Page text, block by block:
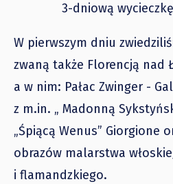
3-dniową
W pierwszym dniu
zwaną także Florencją nad
a w nim: Pałac Zwinger -
z m.in. „ Madonną
„Śpiącą Wenus” Giorgione
obrazów malarstwa
i flamandzkiego.